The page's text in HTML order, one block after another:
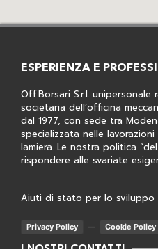
ESPERIENZA E
Off.Borsari S.r.l. unipersonale
societaria dell’officina
dal 1977, con sede tra
specializzata nelle
lamiera. Le nostra politica
rispondere alle svariate
Aiuti di stato per lo sviluppo
Privacy Policy – Cookie Policy